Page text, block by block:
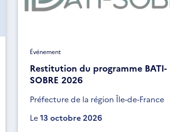
Événement
Restitution du programme BATI-
SOBRE 2026
Préfecture de la région Île-de-France
Le13 octobre 2026